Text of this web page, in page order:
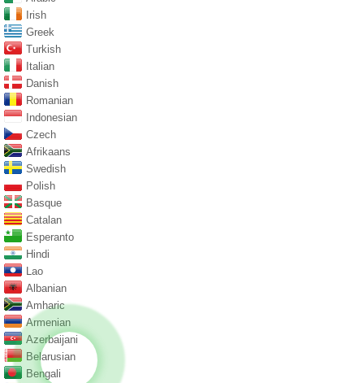
Irish
Greek
Turkish
Italian
Danish
Romanian
Indonesian
Czech
Afrikaans
Swedish
Polish
Basque
Catalan
Esperanto
Hindi
Lao
Albanian
Amharic
Armenian
Azerbaijani
Belarusian
Bengali